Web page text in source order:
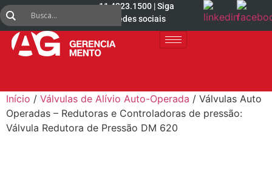
11 4223.1500 | Siga
nas redes sociais
Início / Válvulas de Alívio Auto-Operada / Válvulas Auto
Operadas – Redutoras e Controladoras de pressão:
Válvula Redutora de Pressão DM 620